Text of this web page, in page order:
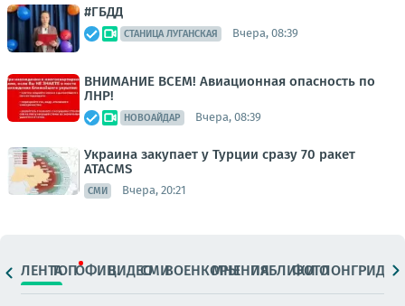
#ГБДД
СТАНИЦА ЛУГАНСКАЯ Вчера, 08:39
ВНИМАНИЕ ВСЕМ! Авиационная опасность по
ЛНР!
НОВОАЙДАР Вчера, 08:39
Украина закупает у Турции сразу 70 ракет
ATACMS
СМИ Вчера, 20:21
ЛЕНТАТОПОФИЦ.ВИДЕОСМИВОЕНКОРЫМНЕНИЯПАБЛИКИ
ФОТОЛОНГРИДЫ